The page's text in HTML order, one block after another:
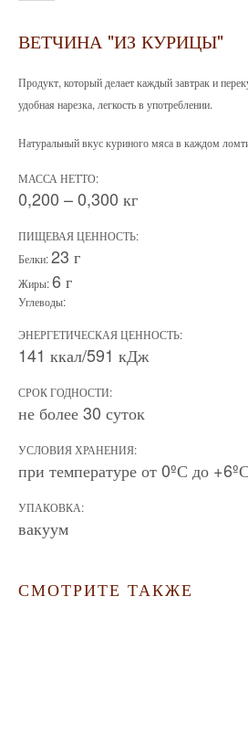
ВЕТЧИНА "ИЗ КУРИЦЫ"
Продукт, который делает каждый завтрак и
удобная нарезка, легкость в употреблении.
Натуральный вкус куриного мяса в каждом
МАССА НЕТТО:
0,200 – 0,300 кг
ПИЩЕВАЯ ЦЕННОСТЬ:
Белки:23 г
Жиры:6 г
Углеводы:
ЭНЕРГЕТИЧЕСКАЯ ЦЕННОСТЬ:
141 ккал/591 кДж
СРОК ГОДНОСТИ:
не более 30 суток
УСЛОВИЯ ХРАНЕНИЯ:
при температуре от 0ºС до +6ºС
УПАКОВКА:
вакуум
СМОТРИТЕ ТАКЖЕ